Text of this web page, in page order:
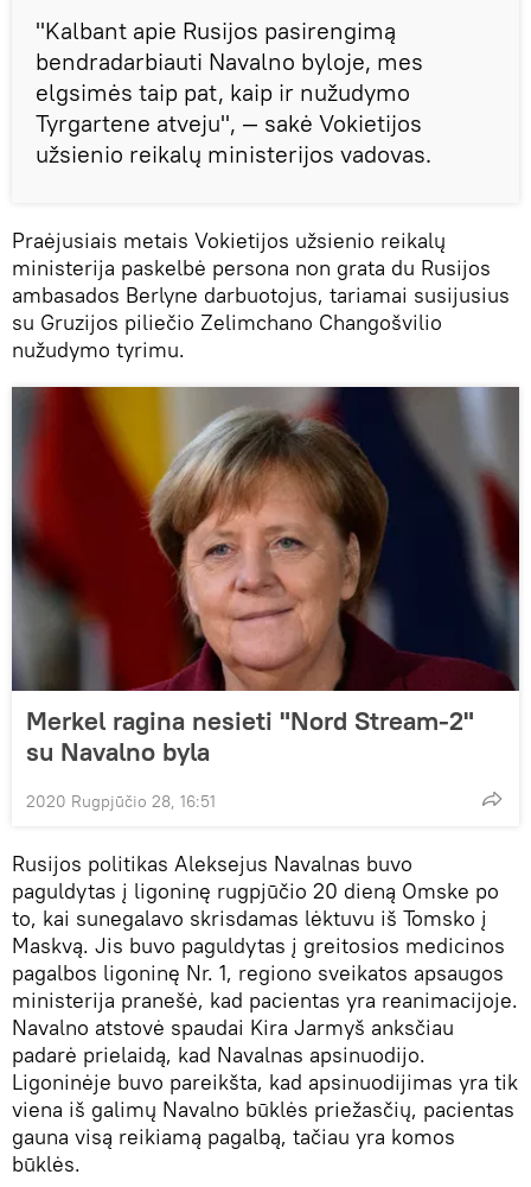
"Kalbant apie Rusijos pasirengimą
bendradarbiauti Navalno byloje, mes
elgsimės taip pat, kaip ir nužudymo
Tyrgartene atveju", — sakė Vokietijos
užsienio reikalų ministerijos vadovas.
Praėjusiais metais Vokietijos užsienio reikalų
ministerija paskelbė persona non grata du Rusijos
ambasados Berlyne darbuotojus, tariamai susijusius
su Gruzijos piliečio Zelimchano Changošvilio
nužudymo tyrimu.
Merkel ragina nesieti "Nord Stream-2"
su Navalno byla
2020 Rugpjūčio 28, 16:51
Rusijos politikas Aleksejus Navalnas buvo
paguldytas į ligoninę rugpjūčio 20 dieną Omske po
to, kai sunegalavo skrisdamas lėktuvu iš Tomsko į
Maskvą. Jis buvo paguldytas į greitosios medicinos
pagalbos ligoninę Nr. 1, regiono sveikatos apsaugos
ministerija pranešė, kad pacientas yra reanimacijoje.
Navalno atstovė spaudai Kira Jarmyš anksčiau
padarė prielaidą, kad Navalnas apsinuodijo.
Ligoninėje buvo pareikšta, kad apsinuodijimas yra tik
viena iš galimų Navalno būklės priežasčių, pacientas
gauna visą reikiamą pagalbą, tačiau yra komos
būklės.